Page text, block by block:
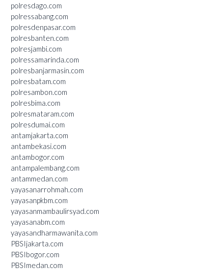
polresdago.com
polressabang.com
polresdenpasar.com
polresbanten.com
polresjambi.com
polressamarinda.com
polresbanjarmasin.com
polresbatam.com
polresambon.com
polresbima.com
polresmataram.com
polresdumai.com
antamjakarta.com
antambekasi.com
antambogor.com
antampalembang.com
antammedan.com
yayasanarrohmah.com
yayasanpkbm.com
yayasanmambaulirsyad.com
yayasanabm.com
yayasandharmawanita.com
PBSIjakarta.com
PBSIbogor.com
PBSImedan.com